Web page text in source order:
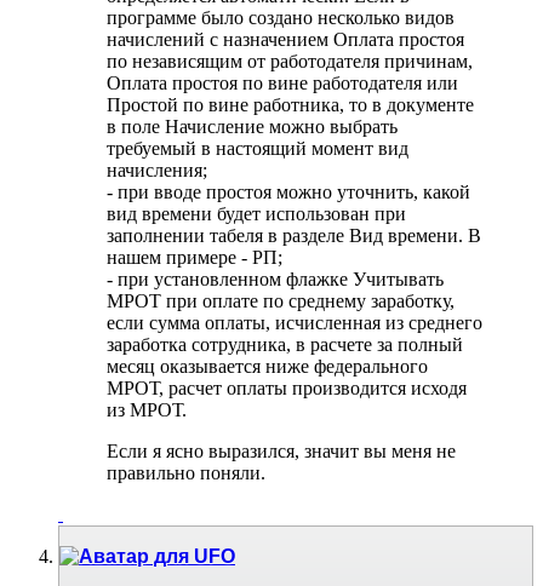
программе было создано несколько видов
начислений с назначением Оплата простоя
по независящим от работодателя причинам,
Оплата простоя по вине работодателя или
Простой по вине работника, то в документе
в поле Начисление можно выбрать
требуемый в настоящий момент вид
начисления;
- при вводе простоя можно уточнить, какой
вид времени будет использован при
заполнении табеля в разделе Вид времени. В
нашем примере - РП;
- при установленном флажке Учитывать
МРОТ при оплате по среднему заработку,
если сумма оплаты, исчисленная из среднего
заработка сотрудника, в расчете за полный
месяц оказывается ниже федерального
МРОТ, расчет оплаты производится исходя
из МРОТ.
Если я ясно выразился, значит вы меня не
правильно поняли.